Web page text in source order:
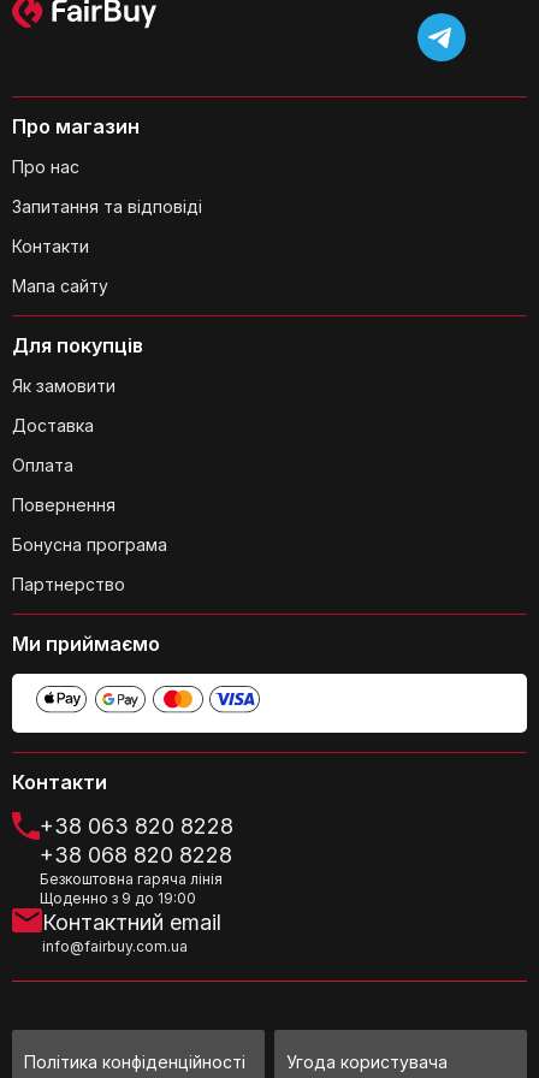
місці?
Для яких приміщень підходить ця
З якого матеріалу виготовлена
Який колір підставки?
Яка форма підставки?
Контакти
+38 063 820 8228
+38 068 820 8228
Безкоштовна гаряча лінія
Щоденно з 9 до 19:00
Контактний email
info@fairbuy.com.ua
Для покупців
Як замовити
Доставка
Оплата
Повернення
Бонусна програма
Партнерство
Про магазин
Про нас
Запитання та відповіді
Контакти
Мапа сайту
Ми приймаємо
Політика конфіденційності Угода користувача